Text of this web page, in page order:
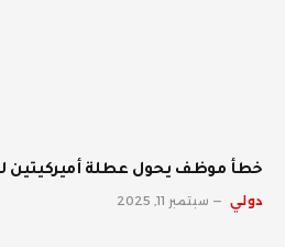
خطأ موظف يحول عطلة أميركيتين
دولي سبتمبر 11, 2025